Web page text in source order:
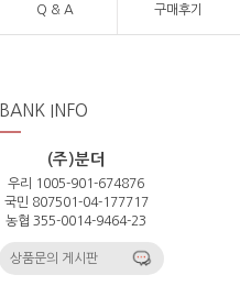
Q & A 구매후기
BANK INFO
(주)분더
우리 1005-901-674876
국민 807501-04-177717
농협 355-0014-9464-23
상품문의 게시판